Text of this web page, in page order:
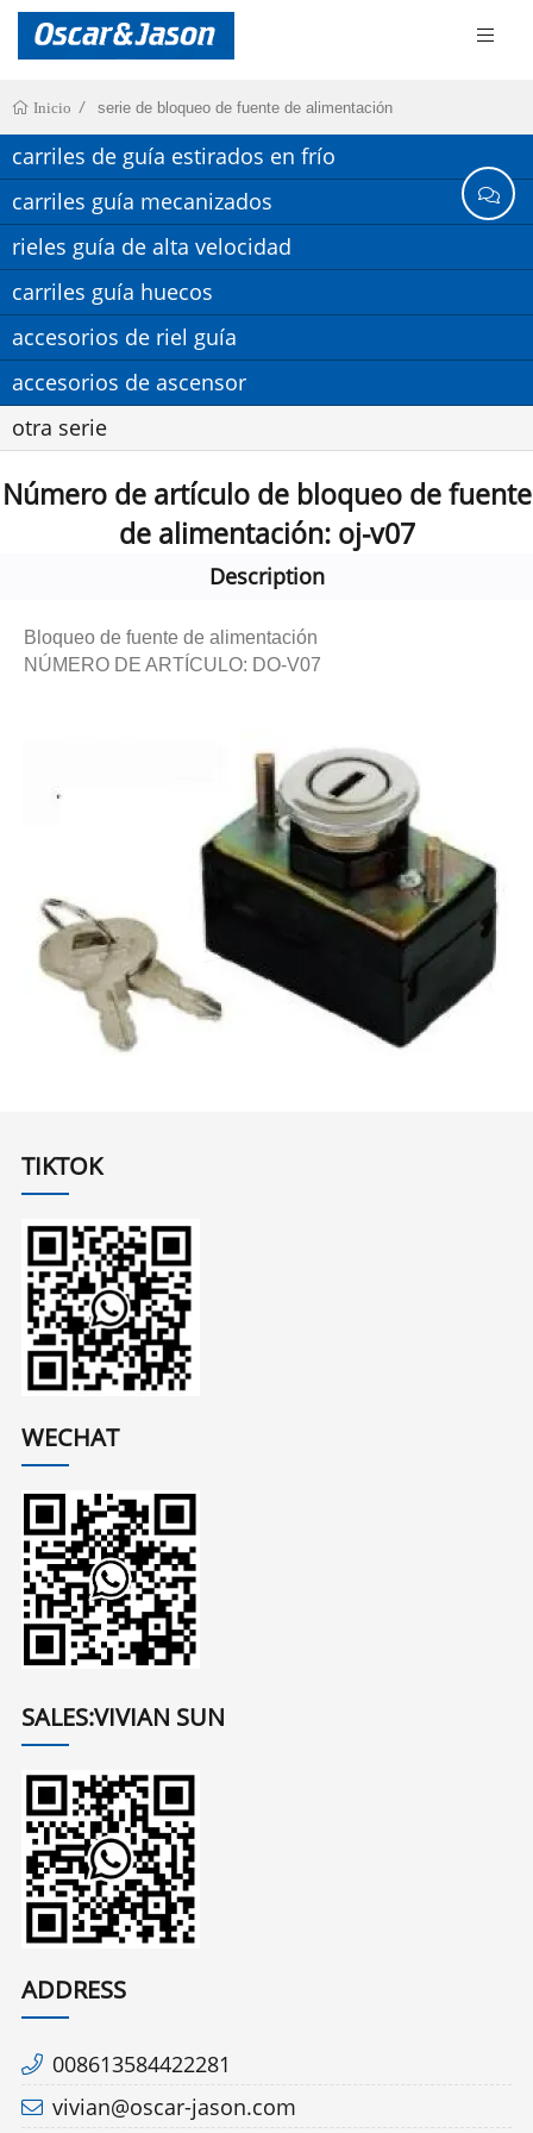
Inicio serie de bloqueo de fuente de alimentación
carriles de guía estirados en frío
carriles guía mecanizados
rieles guía de alta velocidad
carriles guía huecos
accesorios de riel guía
accesorios de ascensor
otra serie
Número de artículo de bloqueo de fuente
de alimentación: oj-v07
Description
Bloqueo de fuente de alimentación
NÚMERO DE ARTÍCULO: DO-V07
TIKTOK
WECHAT
SALES:VIVIAN SUN
ADDRESS
008613584422281
vivian@oscar-jason.com